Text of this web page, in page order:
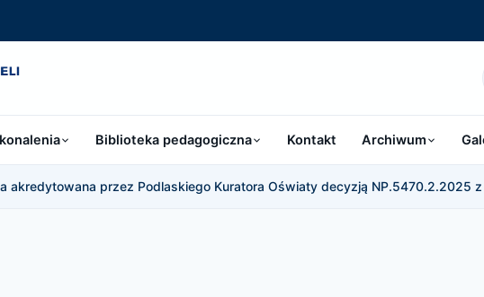
Biblioteka pedagogiczna Kontakt Archiwum
akredytowana przez Podlaskiego Kuratora Oświaty decyzją NP.5470.2.2025